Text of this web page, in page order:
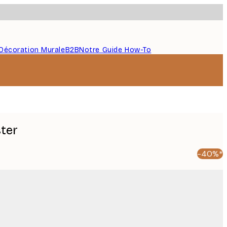
MuraleB2BNotre Guide How-To
-40%*